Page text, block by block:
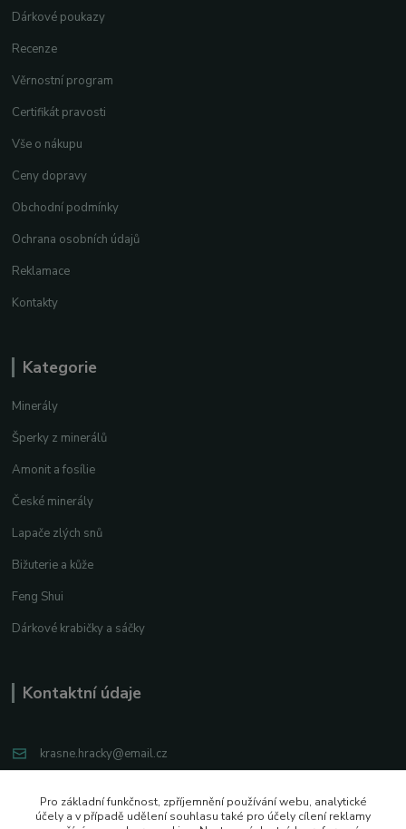
Dárkové poukazy
Recenze
Věrnostní program
Certifikát pravosti
Vše o nákupu
Ceny dopravy
Obchodní podmínky
Ochrana osobních údajů
Reklamace
Kontakty
Kategorie
Minerály
Šperky z minerálů
Amonit a fosílie
České minerály
Lapače zlých snů
Bižuterie a kůže
Feng Shui
Dárkové krabičky a sáčky
Kontaktní údaje
krasne.hracky@email.cz
+420 776 779 769
Pro základní funkčnost, zpříjemnění používání webu, analytické
účely a v případě udělení souhlasu také pro účely cílení reklamy